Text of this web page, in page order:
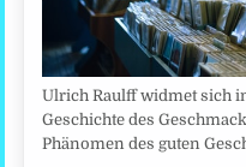
Ulrich Raulff widmet sich
Geschichte des
Phänomen des guten